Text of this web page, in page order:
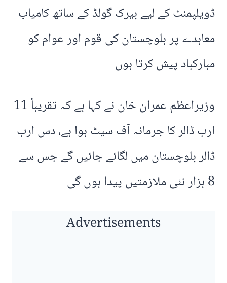
ڈویلپمنٹ کے لیے بیرک گولڈ کے ساتھ کامیاب
معاہدے پر بلوچستان کی قوم اور عوام کو
مبارکباد پیش کرتا ہوں
وزیراعظم عمران خان نے کہا ہے کہ تقریباً 11
ارب ڈالر کا جرمانہ آف سیٹ ہوا ہے، دس ارب
ڈالر بلوچستان میں لگائے جائیں گے جس سے
8 ہزار نئی ملازمتیں پیدا ہوں گی
Advertisements